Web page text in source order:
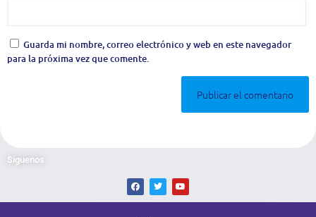
Guarda mi nombre, correo electrónico y web en este navegador
para la próxima vez que comente.
Síguenos